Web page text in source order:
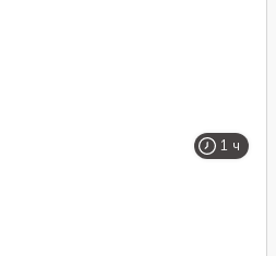
1 ч